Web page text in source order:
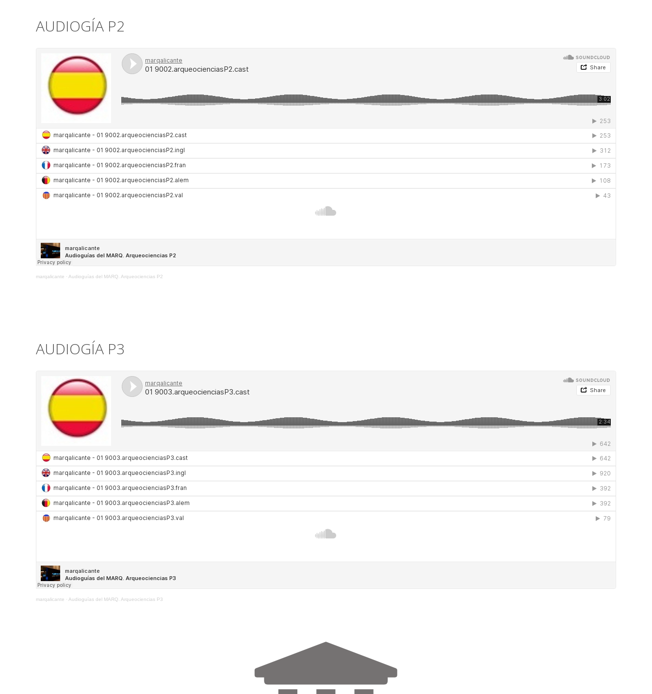
AUDIOGÍA P2
marqalicante · Audioguías del MARQ. Arqueociencias P2
AUDIOGÍA P3
marqalicante · Audioguías del MARQ. Arqueociencias P3